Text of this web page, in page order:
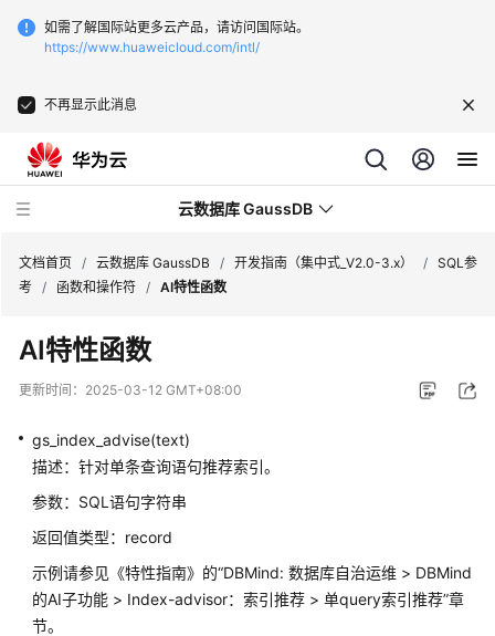
如需了解国际站更多云产品，请访问国际站。
https://www.huaweicloud.com/intl/
不再显示此消息
云数据库 GaussDB
最
新
动
服
务
公
告
产
品
介
文档首页 / 云数据库 GaussDB / 开发指南（集中式_V2.0-3.x） / SQL参
考 / 函数和操作符 / AI特性函数
AI特性函数
更新时间： 2025-03-12 GMT+08:00
gs_index_advise(text)
描述：针对单条查询语句推荐索引。
参数：SQL语句字符串
返回值类型：record
示例请参见《特性指南》的“DBMind: 数据库自治运维 > DBMind
的AI子功能 > Index-advisor：索引推荐 > 单query索引推荐”章
节。